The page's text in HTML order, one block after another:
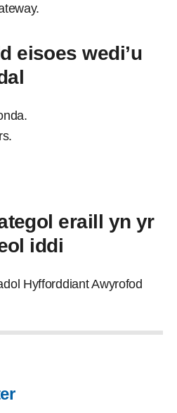
eisoes wedi’u
eraill yn yr
iddi
Hyfforddiant Awyrofod